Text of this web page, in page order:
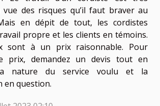
des risques qu’il faut braver au
en dépit de tout, les cordistes
propre et les clients en témoins.
sont à un prix raisonnable. Pour
prix, demandez un devis tout en
nature du service voulu et la
en question.